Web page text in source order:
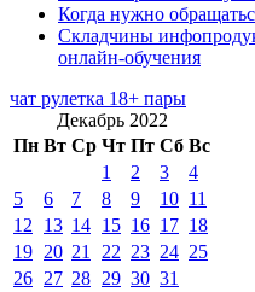
Когда нужно
Складчины
онлайн-обучения
чат рулетка 18+ пары
Декабрь 2022
Пн Вт Ср Чт Пт Сб Вс
1 2 3
4
5
6 7 8 9 10 11
12
13 14 15 16 17 18
19 20 21 22 23 24 25
26 27 28 29 30 31